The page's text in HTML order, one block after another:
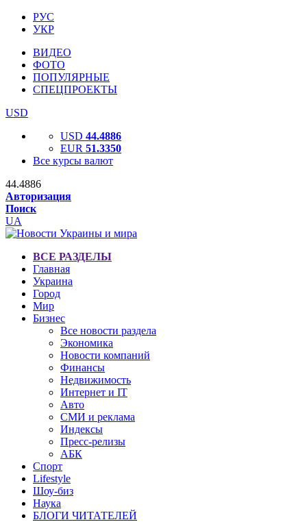
РУС
УКР
ВИДЕО
ФОТО
ПОПУЛЯРНЫЕ
СПЕЦПРОЕКТЫ
USD
USD 44.4886
EUR 51.3350
Все курсы валют
44.4886
Авторизация
Поиск
UA
ВСЕ РАЗДЕЛЫ
Главная
Украина
Город
Мир
Бизнес
Все новости раздела
Экономика
Новости компаний
Финансы
Недвижимость
Интернет и IT
Авто
СМИ и реклама
Индексы
Пресс-релизы
АБК
Спорт
Lifestyle
Шоу-биз
Наука
БЛОГИ ЧИТАТЕЛЕЙ